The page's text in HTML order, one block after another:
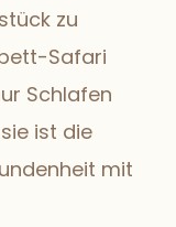
zu
Safari
Schlafen
ist die
mit